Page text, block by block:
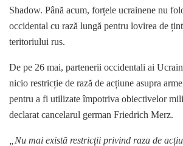
Shadow. Până acum, forțele ucrainene nu
occidental cu rază lungă pentru lovirea de
teritoriului rus.
De pe 26 mai, partenerii occidentali ai
nicio restricție de rază de acțiune asupra
pentru a fi utilizate împotriva obiectivelor
declarat cancelarul german Friedrich Merz.
„Nu mai există restricții privind raza de